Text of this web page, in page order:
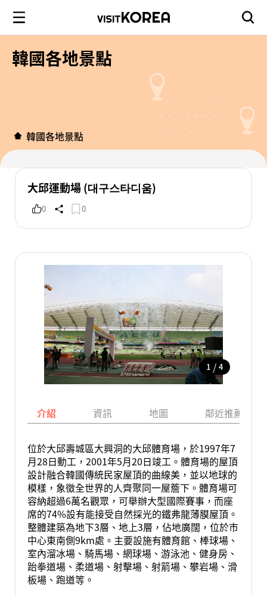
韓國各地景點
韓國各地景點
大邱運動場 (대구스타디움)
0 0
1 / 4
介紹 資訊 地圖 鄰近推薦景點
位於大邱壽城區大興洞的大邱體育場，於1997年7
月28日動工，2001年5月20日竣工。體育場的屋頂
設計融合韓國傳統民家屋頂的曲線美，並以地球的
模樣，象徵全世界的人齊聚同一屋簷下。體育場可
容納超過6萬名觀眾，可舉辦大型國際賽事，而座
席的74%設有能接受自然採光的鐵弗龍薄膜屋頂。
整體建築為地下3層、地上3層，佔地廣闊，位於市
中心東南側9km處。主要設施有體育館、棒球場、
室內溜冰場、騎馬場、網球場、游泳池、健身房、
跆拳道場、柔道場、射擊場、射箭場、攀岩場、滑
板場、跑道等。